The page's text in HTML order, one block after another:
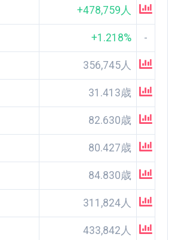
+478,759人
+1.218% -
356,745人
31.413歳
82.630歳
80.427歳
84.830歳
311,824人
433,842人